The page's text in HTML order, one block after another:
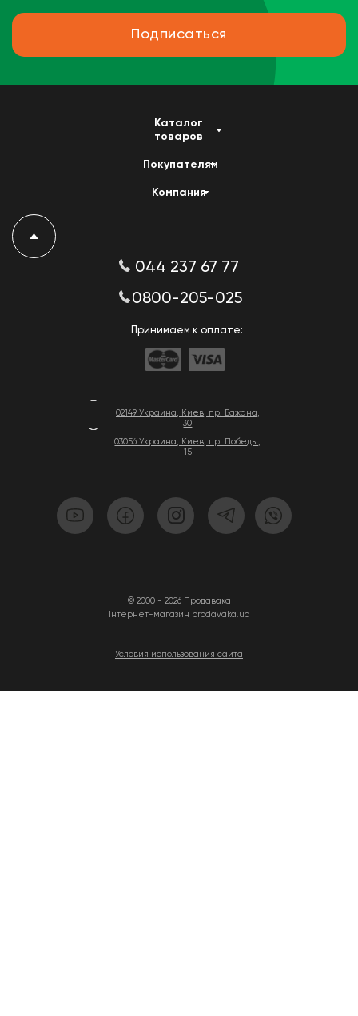
Подписаться
02149 Украина, Киев, пр. Бажана,
30
03056 Украина, Киев, пр. Победы,
15
© 2000 - 2026 Продавака
Інтернет-магазин prodavaka.ua
Условия использования сайта
Каталог
товаров
Покупателям
Компания
044 237 67 77
0800-205-025
Принимаем к оплате: